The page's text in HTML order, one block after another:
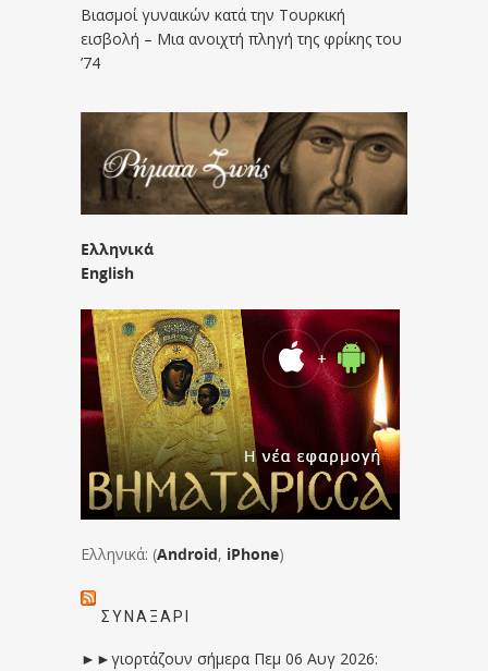
Βιασμοί γυναικών κατά την Τουρκική
εισβολή – Μια ανοιχτή πληγή της φρίκης του
’74
Ελληνικά
English
Ελληνικά: (Android, iPhone)
ΣΥΝΑΞΆΡΙ
►►γιορτάζουν σήμερα Πεμ 06 Αυγ 2026: